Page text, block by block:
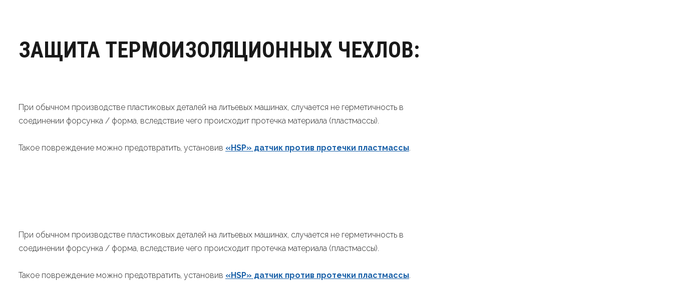
ЗАЩИТА ТЕРМОИЗОЛЯЦИОННЫХ ЧEХЛOВ:
При обычном производстве пластиковых деталей на литьевых машинах, случается не герметичность в
соединении форсунка / форма, вследствие чего происходит протечка материала (пластмассы).
Такое повреждение можно предотвратить, установив «HSP» датчик против протечки пластмассы.
При обычном производстве пластиковых деталей на литьевых машинах, случается не герметичность в
соединении форсунка / форма, вследствие чего происходит протечка материала (пластмассы).
Такое повреждение можно предотвратить, установив «HSP» датчик против протечки пластмассы.